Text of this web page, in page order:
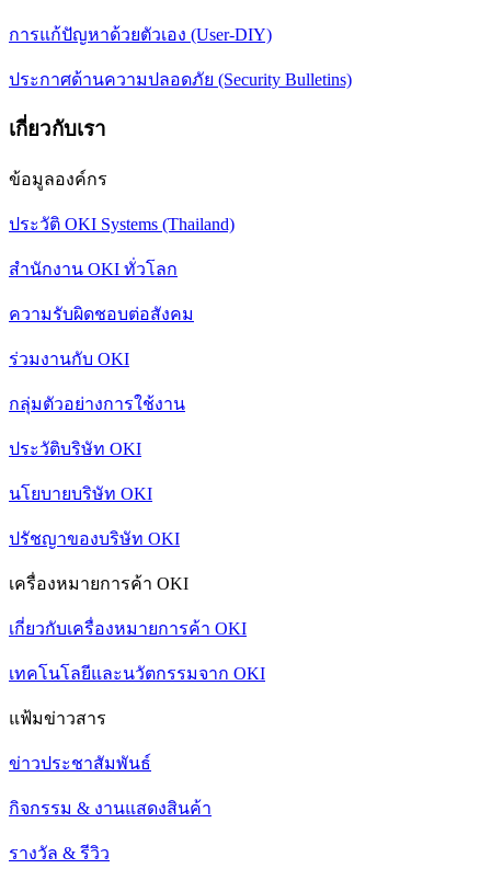
การแก้ปัญหาด้วยตัวเอง (User-DIY)
ประกาศด้านความปลอดภัย (Security Bulletins)
เกี่ยวกับเรา
ข้อมูลองค์กร
ประวัติ OKI Systems (Thailand)
สำนักงาน OKI ทั่วโลก
ความรับผิดชอบต่อสังคม
ร่วมงานกับ OKI
กลุ่มตัวอย่างการใช้งาน
ประวัติบริษัท OKI
นโยบายบริษัท OKI
ปรัชญาของบริษัท OKI
เครื่องหมายการค้า OKI
เกี่ยวกับเครื่องหมายการค้า OKI
เทคโนโลยีและนวัตกรรมจาก OKI
แฟ้มข่าวสาร
ข่าวประชาสัมพันธ์
กิจกรรม & งานแสดงสินค้า
รางวัล & รีวิว